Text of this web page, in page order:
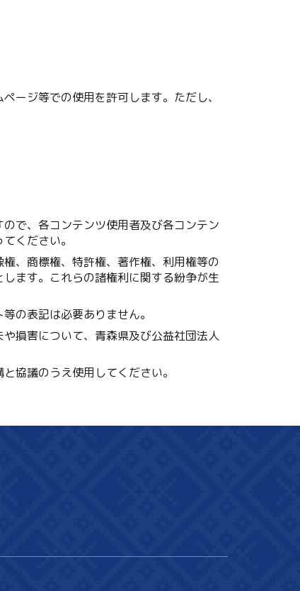
ージ等での使用を許可します。ただし、
で、各コンテンツ使用者及び各コンテン
ください。
、商標権、特許権、著作権、利用権等の
ます。これらの諸権利に関する紛争が生
の表記は必要ありません。
損害について、青森県及び公益社団法人
協議のうえ使用してください。